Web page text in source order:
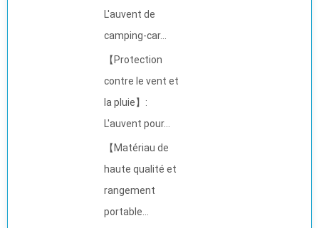
L'auvent de
camping-car...
【Protection
contre le vent et
la pluie】:
L'auvent pour...
【Matériau de
haute qualité et
rangement
portable...